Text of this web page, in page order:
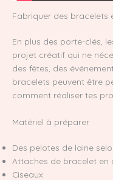
Fabriquer des bracelets
En plus des porte-clés,
projet créatif qui ne
des fêtes, des
bracelets peuvent être
comment réaliser tes
Matériel à préparer
Des pelotes de laine
Attaches de bracelet en
Ciseaux